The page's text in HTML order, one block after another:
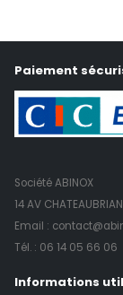
Paiement
Société ABINOX
14 AV
Email :
Tél. : 06 14 05 66 06
Informations